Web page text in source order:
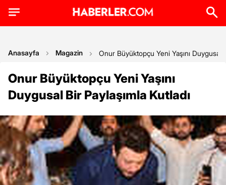
Anasayfa Magazin Onur Büyüktopçu Yeni Yaşını Duygusal
Onur Büyüktopçu Yeni Yaşını
Duygusal Bir Paylaşımla Kutladı